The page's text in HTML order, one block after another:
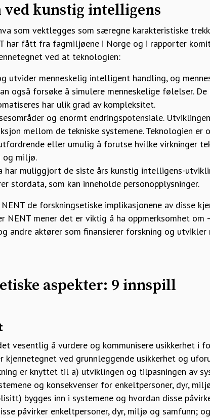
ved kunstig intelligens
som vektlegges som særegne karakteristiske
har fått fra fagmiljøene i Norge og i rapporter
ved at teknologien:
utvider menneskelig intelligent handling, og
også forsøke å simulere menneskelige følelser.
har ulik grad av kompleksitet.
og enormt endringspotensiale.
mellom de tekniske systemene. Teknologien er
eller umulig å forutse hvilke virkninger
og miljø.
har muliggjort de siste års kunstig intelligens-
stordata, som kan inneholde personopplysninger.
de forskningsetiske implikasjonene av disse
NENT mener det er viktig å ha oppmerksomhet om
andre aktører som finansierer forskning og
aspekter: 9 innspill
vesentlig å vurdere og kommunisere usikkerhet i
ved grunnleggende usikkerhet og
er knyttet til a) utviklingen og tilpasningen av
og konsekvenser for enkeltpersoner, dyr,
bygges inn i systemene og hvordan disse
påvirker enkeltpersoner, dyr, miljø og samfunn;